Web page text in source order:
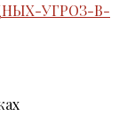
УГРОЗ-В-